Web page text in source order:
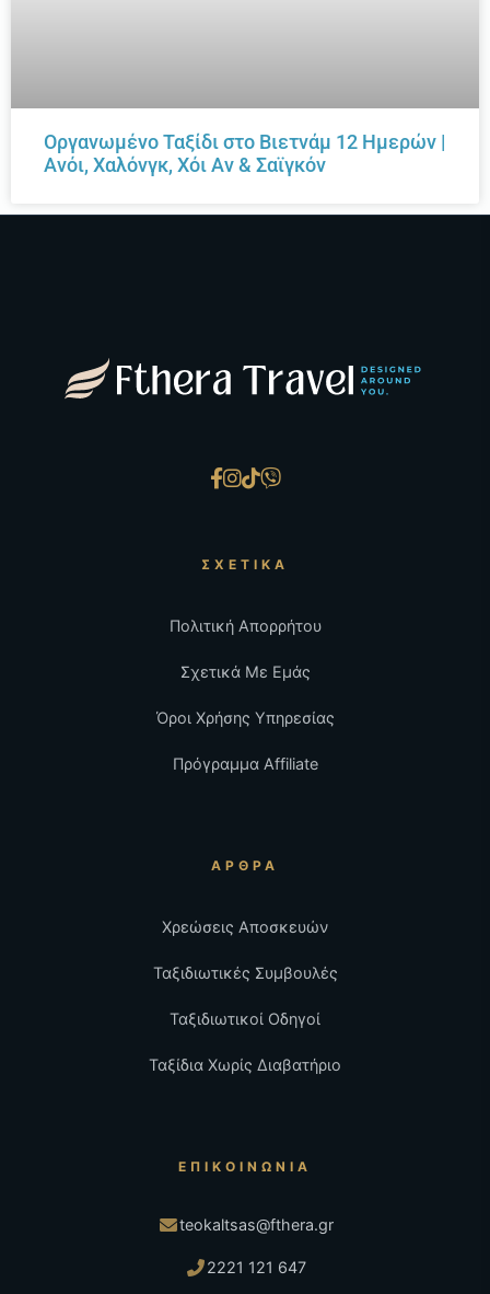
Οργανωμένο Ταξίδι στο Βιετνάμ 12 Ημερών |
Ανόι, Χαλόνγκ, Χόι Αν & Σαϊγκόν
ΣΧΕΤΙΚΆ
Πολιτική Απορρήτου
Σχετικά Με Εμάς
Όροι Χρήσης Υπηρεσίας
Πρόγραμμα Affiliate
ΆΡΘΡΑ
Χρεώσεις Αποσκευών
Ταξιδιωτικές Συμβουλές
Ταξιδιωτικοί Οδηγοί
Ταξίδια Χωρίς Διαβατήριο
ΕΠΙΚΟΙΝΩΝΊΑ
teokaltsas@fthera.gr
2221 121 647